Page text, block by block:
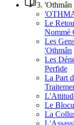
3.
Le
Nommé
Les
'Othmân
Les
Perfide
La Part
Le
La